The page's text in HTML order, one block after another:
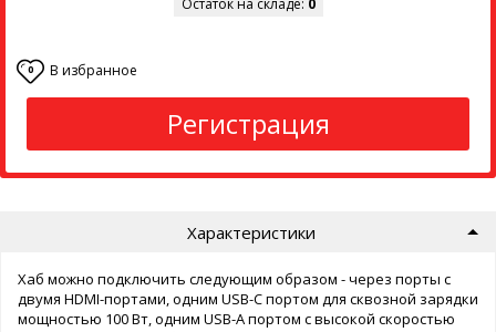
Остаток на складе: 0
0 В избранное
Регистрация
Характеристики
Хаб можно подключить следующим образом - через порты с
двумя HDMI-портами, одним USB-C портом для сквозной зарядки
мощностью 100 Вт, одним USB-A портом с высокой скоростью